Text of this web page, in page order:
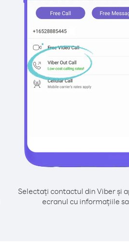
Selectați contactul din Viber și
ecranul cu informațiile